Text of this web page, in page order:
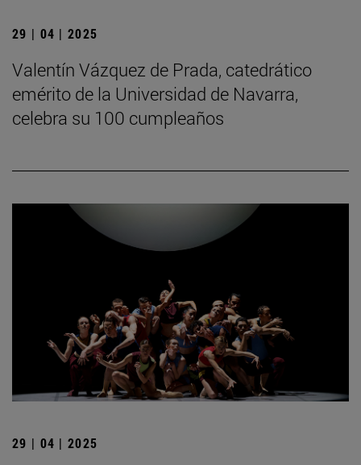
29 | 04 | 2025
Valentín Vázquez de Prada, catedrático
emérito de la Universidad de Navarra,
celebra su 100 cumpleaños
29 | 04 | 2025